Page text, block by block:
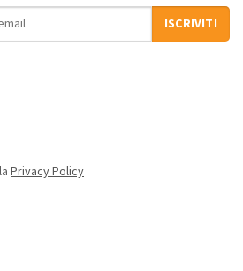
ISCRIVITI
Privacy Policy